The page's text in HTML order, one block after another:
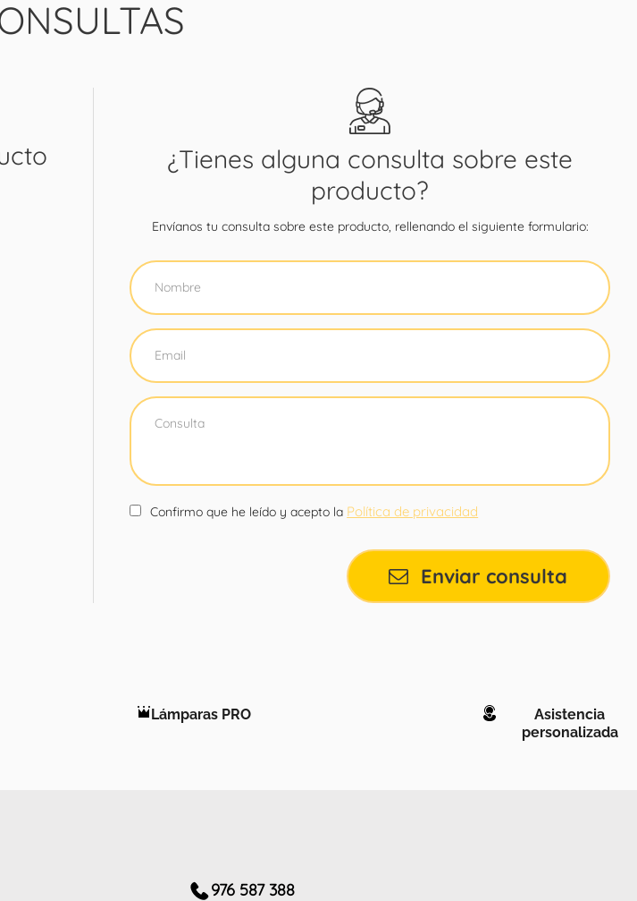
¿Tienes alguna consulta sobre este
producto?
Envíanos tu consulta sobre este producto, rellenando el siguiente formulario:
Confirmo que he leído y acepto la Política de privacidad
Enviar consulta
Lámparas PRO
Asistencia
personalizada
976 587 388